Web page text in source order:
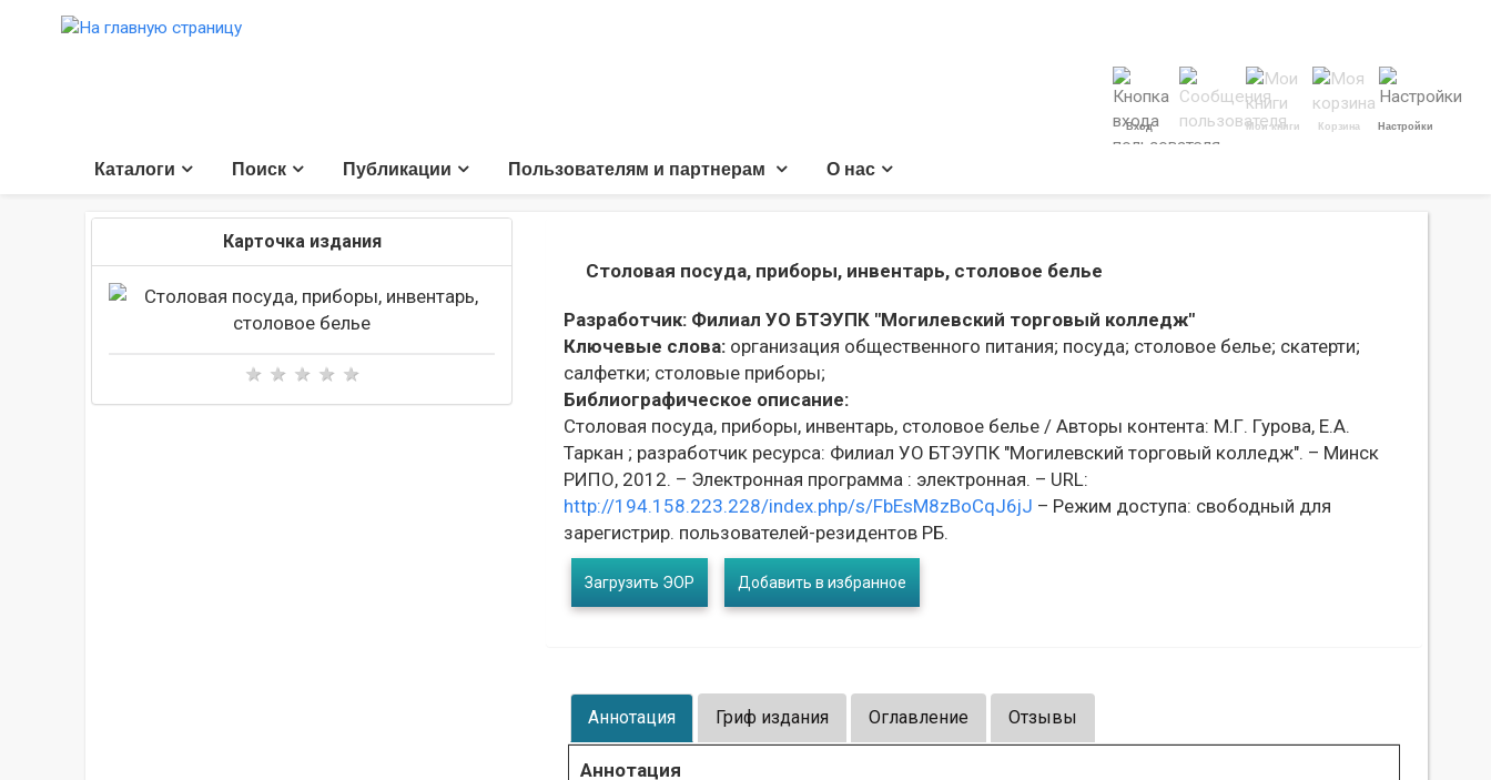
Вход Мои книги Корзина Настройки
Каталоги Поиск Публикации Пользователям и партнерам О нас
Карточка издания
Столовая посуда, приборы, инвентарь, столовое белье
Разработчик: Филиал УО БТЭУПК "Могилевский торговый колледж"
Ключевые слова: организация общественного питания; посуда; столовое белье; скатерти;
салфетки; столовые приборы;
Библиографическое описание:
Столовая посуда, приборы, инвентарь, столовое белье / Авторы контента: М.Г. Гурова, Е.А.
Таркан ; разработчик ресурса: Филиал УО БТЭУПК "Могилевский торговый колледж". – Минск
РИПО, 2012. – Электронная программа : электронная. – URL:
http://194.158.223.228/index.php/s/FbEsM8zBoCqJ6jJ – Режим доступа: свободный для
зарегистрир. пользователей-резидентов РБ.
Загрузить ЭОР Добавить в избранное
Аннотация Гриф издания Оглавление Отзывы
Аннотация